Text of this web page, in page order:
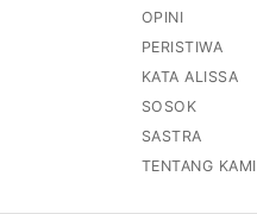
OPINI
PERISTIWA
KATA ALISSA
SOSOK
SASTRA
TENTANG KAMI